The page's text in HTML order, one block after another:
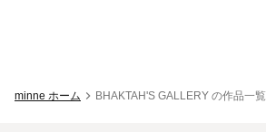
minne ホーム BHAKTAH'S GALLERY の作品一覧